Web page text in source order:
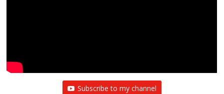
Subscribe to my channel